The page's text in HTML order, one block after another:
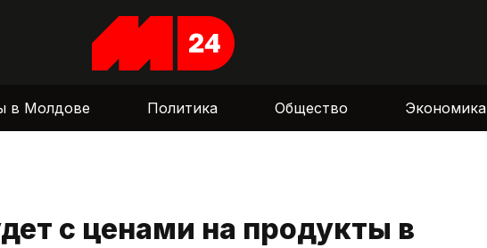
в Молдове Политика Общество Экономика
с ценами на продукты в